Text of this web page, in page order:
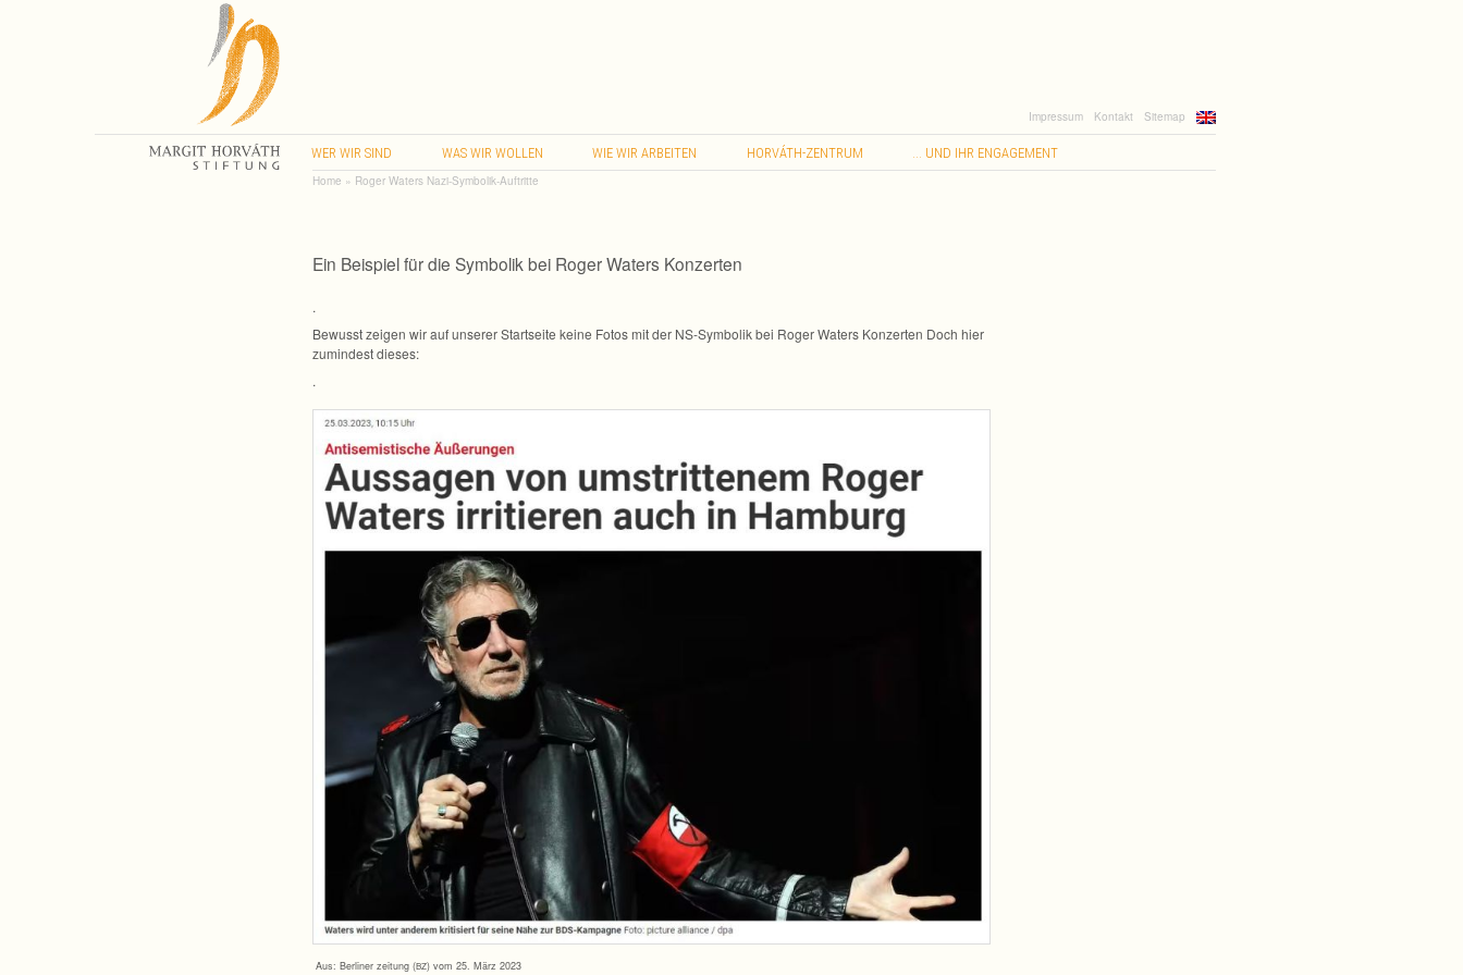
Impressum Kontakt Sitemap
WER WIR SIND WAS WIR WOLLEN WIE WIR ARBEITEN HORVÁTH-ZENTRUM UND IHR ENGAGEMENT
Home » Roger Waters Nazi-Symbolik-Auftritte
Ein Bei­spiel für die Sym­bo­lik bei Roger Waters Konzerten
.
Bewusst zei­gen wir auf unse­rer Start­seite keine Fotos mit der NS-Symbolik bei Roger Waters Kon­zer­ten Doch hier
zumin­dest dieses:
.
Aus: Ber­li­ner zei­tung (BZ) vom 25. März 2023